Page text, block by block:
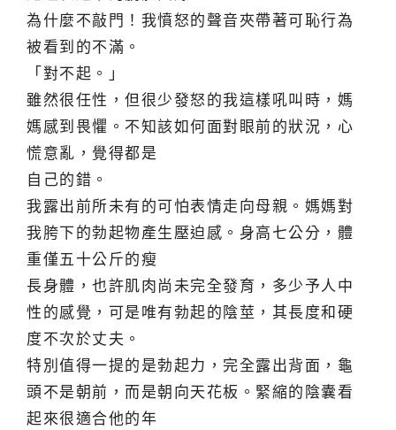
為什麼不敲門！我憤怒的聲音夾帶著可恥行為
被看到的不滿。
「對不起。」
雖然很任性，但很少發怒的我這樣吼叫時，媽
媽感到畏懼。不知該如何面對眼前的狀況，心
慌意亂，覺得都是
自己的錯。
我露出前所未有的可怕表情走向母親。媽媽對
我胯下的勃起物產生壓迫感。身高七公分，體
重僅五十公斤的瘦
長身體，也許肌肉尚未完全發育，多少予人中
性的感覺，可是唯有勃起的陰莖，其長度和硬
度不次於丈夫。
特別值得一提的是勃起力，完全露出背面，龜
頭不是朝前，而是朝向天花板。緊縮的陰囊看
起來很適合他的年